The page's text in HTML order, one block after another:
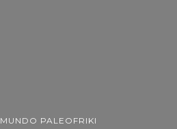
MUNDO PALEOFRIKI